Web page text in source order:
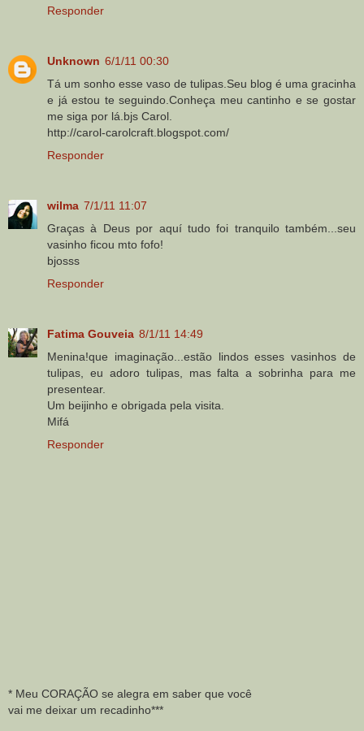
Responder
Unknown 6/1/11 00:30
Tá um sonho esse vaso de tulipas.Seu blog é uma gracinha
e já estou te seguindo.Conheça meu cantinho e se gostar
me siga por lá.bjs Carol.
http://carol-carolcraft.blogspot.com/
Responder
wilma 7/1/11 11:07
Graças à Deus por aquí tudo foi tranquilo também...seu
vasinho ficou mto fofo!
bjosss
Responder
Fatima Gouveia 8/1/11 14:49
Menina!que imaginação...estão lindos esses vasinhos de
tulipas, eu adoro tulipas, mas falta a sobrinha para me
presentear.
Um beijinho e obrigada pela visita.
Mifá
Responder
* Meu CORAÇÃO se alegra em saber que você
vai me deixar um recadinho***